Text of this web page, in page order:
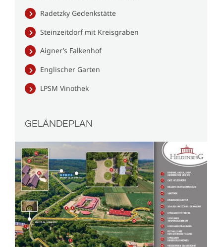
Radetzky Gedenkstätte
Steinzeitdorf mit Kreisgraben
Aigner’s Falkenhof
Englischer Garten
LPSM Vinothek
GELÄNDEPLAN